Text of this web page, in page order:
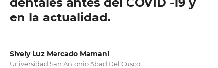
en la actualidad.
Sively Luz Mercado Mamani
Universidad San Antonio Abad Del Cusco